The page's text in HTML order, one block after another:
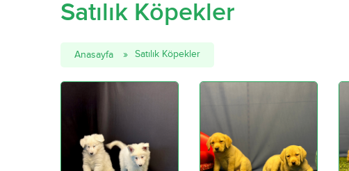
Satılık Köpekler
Anasayfa Satılık Köpekler